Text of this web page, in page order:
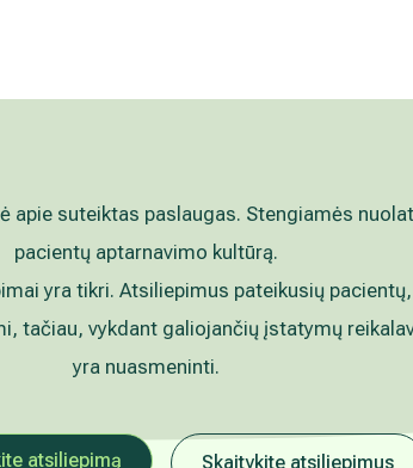
apie suteiktas paslaugas. Stengiamės
pacientų aptarnavimo kultūrą.
yra tikri. Atsiliepimus pateikusių
tačiau, vykdant galiojančių įstatymų
yra nuasmeninti.
atsiliepimą Skaitykite atsiliepimus